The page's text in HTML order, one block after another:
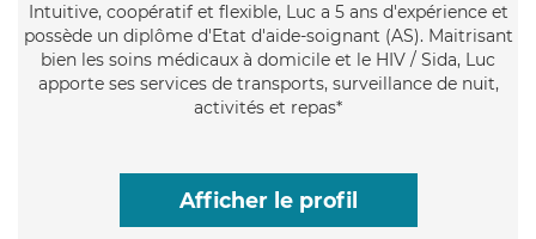
Intuitive, coopératif et flexible, Luc a 5 ans d'expérience et
possède un diplôme d'Etat d'aide-soignant (AS). Maitrisant
bien les soins médicaux à domicile et le HIV / Sida, Luc
apporte ses services de transports, surveillance de nuit,
activités et repas*
Afficher le profil